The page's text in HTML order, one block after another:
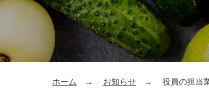
ホーム お知らせ 役員の担当